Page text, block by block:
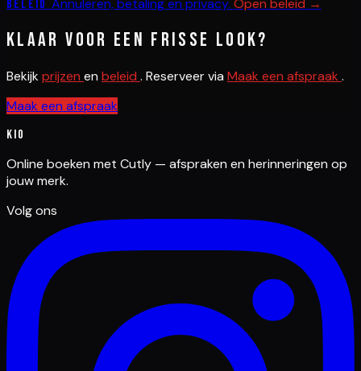
Beleid Annuleren, betaling en privacy. Open beleid →
Klaar voor een frisse look?
Bekijkprijzen en beleid . Reserveer via Maak een afspraak .
Maak een afspraak
Kio
Online boeken met Cutly — afspraken en herinneringen op
jouw merk.
Volg ons